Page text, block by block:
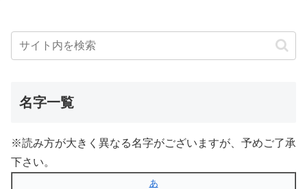
名字一覧
※読み方が大きく異なる名字がございますが、予めご了承
下さい。
あ